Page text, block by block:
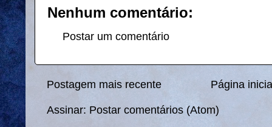
Nenhum comentário:
Postar um comentário
Postagem mais recente Página
Assinar: Postar comentários (Atom)